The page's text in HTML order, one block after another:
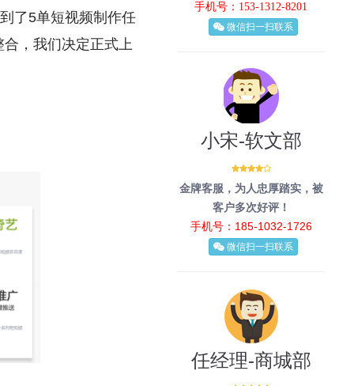
了5单短视频制作任
，我们决定正式上
手机号：153-1312-8201
微信扫一扫联系
小宋-软文部
金牌客服，为人忠厚踏实，被
客户多次好评！
手机号：185-1032-1726
微信扫一扫联系
任经理-商城部